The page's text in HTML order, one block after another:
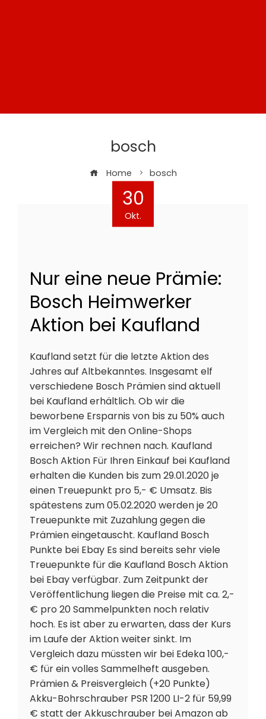
bosch
Home bosch
30
Okt.
Nur eine neue Prämie:
Bosch Heimwerker
Aktion bei Kaufland
Kaufland setzt für die letzte Aktion des
Jahres auf Altbekanntes. Insgesamt elf
verschiedene Bosch Prämien sind aktuell
bei Kaufland erhältlich. Ob wir die
beworbene Ersparnis von bis zu 50% auch
im Vergleich mit den Online-Shops
erreichen? Wir rechnen nach. Kaufland
Bosch Aktion Für Ihren Einkauf bei Kaufland
erhalten die Kunden bis zum 29.01.2020 je
einen Treuepunkt pro 5,- € Umsatz. Bis
spätestens zum 05.02.2020 werden je 20
Treuepunkte mit Zuzahlung gegen die
Prämien eingetauscht. Kaufland Bosch
Punkte bei Ebay Es sind bereits sehr viele
Treuepunkte für die Kaufland Bosch Aktion
bei Ebay verfügbar. Zum Zeitpunkt der
Veröffentlichung liegen die Preise mit ca. 2,-
€ pro 20 Sammelpunkten noch relativ
hoch. Es ist aber zu erwarten, dass der Kurs
im Laufe der Aktion weiter sinkt. Im
Vergleich dazu müssten wir bei Edeka 100,-
€ für ein volles Sammelheft ausgeben.
Prämien & Preisvergleich (+20 Punkte)
Akku-Bohrschrauber PSR 1200 LI-2 für 59,99
€ statt der Akkuschrauber bei Amazon ab